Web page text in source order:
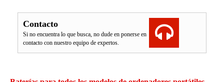
Contacto
Si no encuentra lo que busca, no dude en ponerse en
contacto con nuestro equipo de expertos.